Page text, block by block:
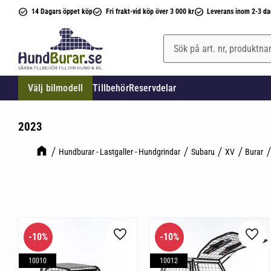
14 Dagars öppet köp Fri frakt-vid köp över 3 000 kr Leverans inom 2-3
Välj bilmodell TillbehörReservdelar
2023
Hundburar - Lastgaller - Hundgrindar Subaru XV Burar
10%
10010
Lägg till i favoriter
10%
10012